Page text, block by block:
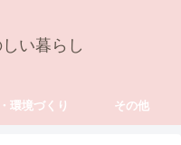
い暮らし
環境づくり その他